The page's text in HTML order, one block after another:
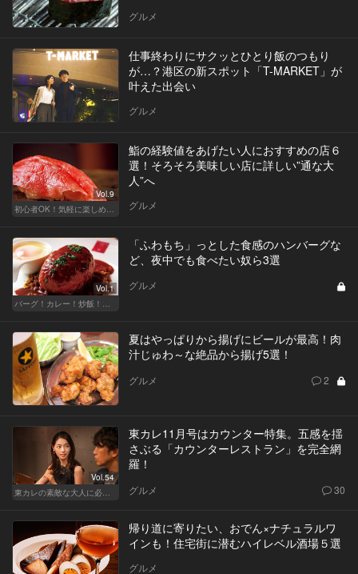
グルメ
仕事終わりにサクッとひとり飯のつもり
が…？港区の新スポット「T-MARKET」が
叶えた出会い
グルメ
Vol.9
鮨の経験値をあげたい人におすすめの店６
選！そろそろ美味しい店に詳しい”通な大
人”へ
グルメ
Vol.1
「ふわもち」っとした食感のハンバーグな
ど、夜中でも食べたい奴ら3選
グルメ
夏はやっぱりから揚げにビールが最高！肉
汁じゅわ～な絶品から揚げ5選！
グルメ 2
Vol.54
東カレ11月号はカウンター特集。五感を揺
さぶる「カウンターレストラン」を完全網
羅！
グルメ 30
帰り道に寄りたい、おでん×ナチュラルワ
インも！住宅街に潜むハイレベル酒場５選
グルメ